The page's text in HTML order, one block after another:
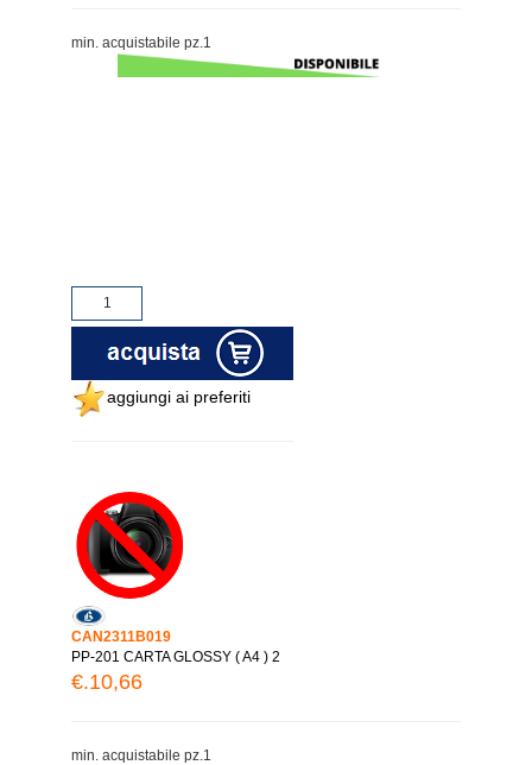
min. acquistabile pz.1
aggiungi ai preferiti
CAN2311B019
PP-201 CARTA GLOSSY ( A4 ) 2
€.10,66
min. acquistabile pz.1